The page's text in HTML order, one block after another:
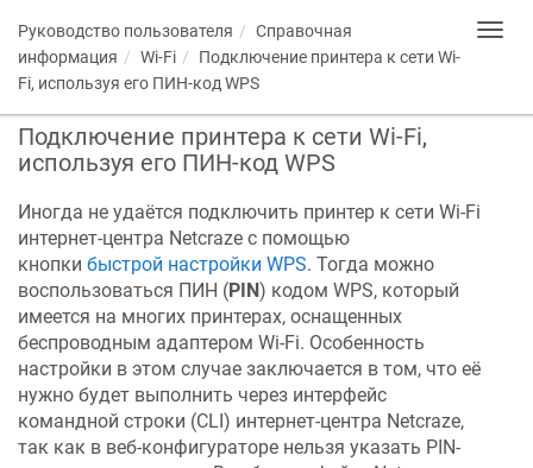
Руководство пользователя
Справочная
информация
Wi-Fi
Подключение принтера к сети Wi-
Fi, используя его ПИН-код WPS
Подключение принтера к сети Wi-Fi,
используя его ПИН-код WPS
Иногда не удаётся подключить принтер к сети Wi-Fi
интернет-центра Netcraze с помощью
кнопки быстрой настройки WPS. Тогда можно
воспользоваться ПИН (PIN) кодом WPS, который
имеется на многих принтерах, оснащенных
беспроводным адаптером Wi-Fi. Особенность
настройки в этом случае заключается в том, что её
нужно будет выполнить через интерфейс
командной строки (CLI) интернет-центра Netcraze,
так как в веб-конфигураторе нельзя указать PIN-